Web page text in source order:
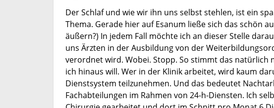
Der Schlaf und wie wir ihn uns selbst stehlen, ist ein
Thema. Gerade hier auf Esanum ließe sich das schön
äußern?) In jedem Fall möchte ich an dieser Stelle
uns Ärzten in der Ausbildung von der
verordnet wird. Wobei. Stopp. So stimmt das natürlich
ich hinaus will. Wer in der Klinik arbeitet, wird kaum
Dienstsystem teilzunehmen. Und das bedeutet
Fachabteilungen im Rahmen von 24-h-Diensten. Ich